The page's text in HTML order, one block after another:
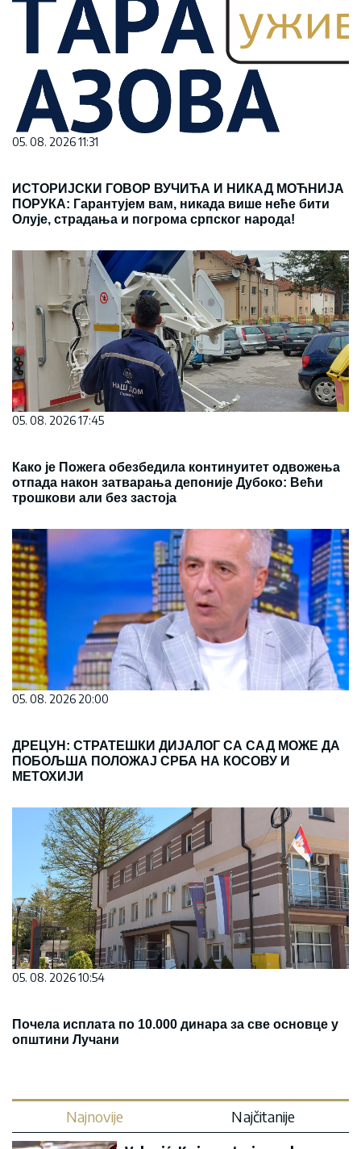
05. 08. 2026 11:31
ИСТОРИЈСКИ ГОВОР ВУЧИЋА И НИКАД МОЋНИЈА
ПОРУКА: Гарантујем вам, никада више неће бити
Олује, страдања и погрома српског народа!
05. 08. 2026 17:45
Како је Пожега обезбедила континуитет одвожења
отпада након затварања депоније Дубоко: Већи
трошкови али без застоја
05. 08. 2026 20:00
ДРЕЦУН: СТРАТЕШКИ ДИЈАЛОГ СА САД МОЖЕ ДА
ПОБОЉША ПОЛОЖАЈ СРБА НА КОСОВУ И
МЕТОХИЈИ
05. 08. 2026 10:54
Почела исплата по 10.000 динара за све основце у
општини Лучани
Najnovije Najčitanije